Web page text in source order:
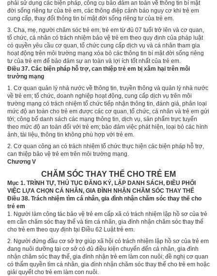
phải sử dụng các biện pháp, công cụ bảo đảm an toàn về thông tin bí mật
đời sống riêng tư của trẻ em, các thông điệp cảnh báo nguy cơ khi trẻ em
cung cấp, thay đổi thông tin bí mật đời sống riêng tư của trẻ em.
3. Cha, mẹ, người chăm sóc trẻ em, trẻ em từ đủ 07 tuổi trở lên và cơ quan,
tổ chức, cá nhân có trách nhiệm bảo vệ trẻ em theo quy định của pháp luật
có quyền yêu cầu cơ quan, tổ chức cung cấp dịch vụ và cá nhân tham gia
hoạt động trên môi trường mạng xóa bỏ các thông tin bí mật đời sống riêng
tư của trẻ em để bảo đảm sự an toàn và lợi ích tốt nhất của trẻ em.
Điều 37. Các biện pháp hỗ trợ, can thiệp trẻ em bị xâm hại trên môi
trường mạng
1. Cơ quan quản lý nhà nước về thông tin, truyền thông và quản lý nhà nước
về trẻ em; tổ chức, doanh nghiệp hoạt động, cung cấp dịch vụ trên môi
trường mạng có trách nhiệm tổ chức tiếp nhận thông tin, đánh giá, phân loại
mức độ an toàn cho trẻ em được các cơ quan, tổ chức, cá nhân và trẻ em gửi
tới; công bố danh sách các mạng thông tin, dịch vụ, sản phẩm trực tuyến
theo mức độ an toàn đối với trẻ em; bảo đảm việc phát hiện, loại bỏ các hình
ảnh, tài liệu, thông tin không phù hợp với trẻ em.
2. Cơ quan công an có trách nhiệm tổ chức thực hiện các biện pháp hỗ trợ,
can thiệp bảo vệ trẻ em trên môi trường mạng.
Chương V
CHĂM SÓC THAY THẾ CHO TRẺ EM
Mục 1. TRÌNH TỰ, THỦ TỤC ĐĂNG KÝ, LẬP DANH SÁCH, ĐIỀU PHỐI
VIỆC LỰA CHỌN CÁ NHÂN, GIA ĐÌNH NHẬN CHĂM SÓC THAY THẾ
Điều 38. Trách nhiệm tìm cá nhân, gia đình nhận chăm sóc thay thế cho
trẻ em
1. Người làm công tác bảo vệ trẻ em cấp xã có trách nhiệm lập hồ sơ của trẻ
em cần chăm sóc thay thế và tìm cá nhân, gia đình nhận chăm sóc thay thế
cho trẻ em theo quy định tại Điều 62 Luật trẻ em.
2. Người đứng đầu cơ sở trợ giúp xã hội có trách nhiệm lập hồ sơ của trẻ em
đang nuôi dưỡng tại cơ sở có đủ điều kiện chuyển đến cá nhân, gia đình
nhận chăm sóc thay thế, gia đình nhận trẻ em làm con nuôi; đề nghị cơ quan
có thẩm quyền tìm cá nhân, gia đình nhận chăm sóc thay thế cho trẻ em hoặc
giải quyết cho trẻ em làm con nuôi.